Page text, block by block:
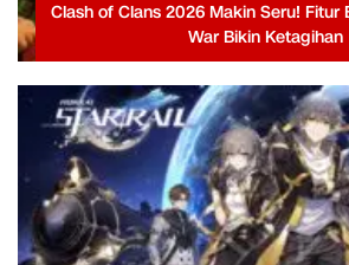
Clash of Clans 2026 Makin Seru! Fitur
War Bikin Ketagihan